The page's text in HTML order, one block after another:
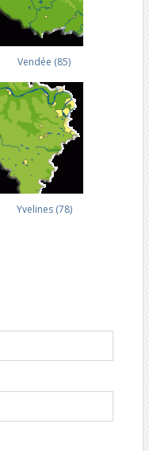
Vendée (85)
Yvelines (78)